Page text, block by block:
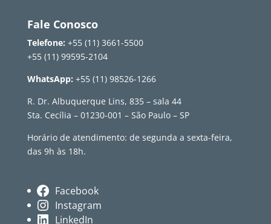
Fale Conosco
Telefone: +55 (11) 3661-5500
+55 (11) 99595-2104
WhatsApp: +55 (11) 98526-1266
R. Dr. Albuquerque Lins, 835 – sala 44
Sta. Cecília – 01230-001 – São Paulo – SP
Horário de atendimento: de segunda a sexta-feira,
das 9h às 18h.
Facebook
Instagram
LinkedIn